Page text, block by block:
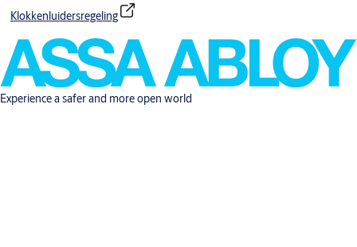
Klokkenluidersregeling
Experience a safer and more open world